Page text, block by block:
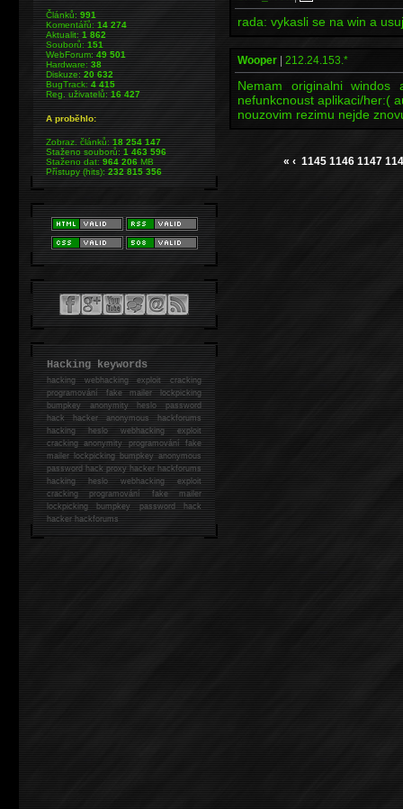
rada: vykasli se na win a
Wooper 212.24.153.*
Nemam originalni
nefunkcnoust aplikaci/her:(
nouzovim rezimu nejde
« ‹ 1145 1146 1147
Článků:991
Komentářů:14 274
Aktualit:1 862
Souborů:151
WebForum:49 501
Hardware:38
Diskuze:20 632
BugTrack:4 415
Reg. uživatelů:16 427
A proběhlo:
Zobraz. článků:18 254 147
Staženo souborů:1 463 596
Staženo dat:964 206MB
Přístupy (hits):232 815 356
Hacking keywords
hackingwebhacking exploit cracking
programování fake mailer lockpicking
bumpkey anonymity heslo password
hackhacker anonymous hackforums
hackingheslo webhacking exploit
cracking anonymity programování fake
mailer lockpicking bumpkey anonymous
password hack proxy hacker hackforums
hacking heslo webhacking exploit
cracking programování fake mailer
lockpicking bumpkey password hack
hackerhackforums